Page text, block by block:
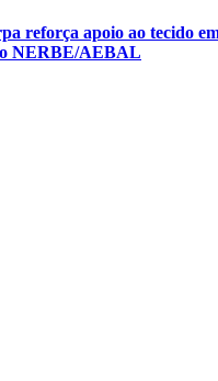
reforça apoio ao tecido
NERBE/AEBAL